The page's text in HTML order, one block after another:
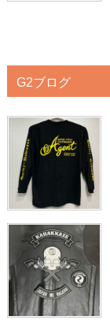
G2ブログ